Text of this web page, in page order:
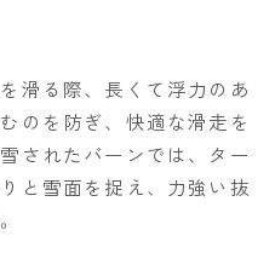
滑る際、長くて浮力のあ
のを防ぎ、快適な滑走を
されたバーンでは、ター
と雪面を捉え、力強い抜